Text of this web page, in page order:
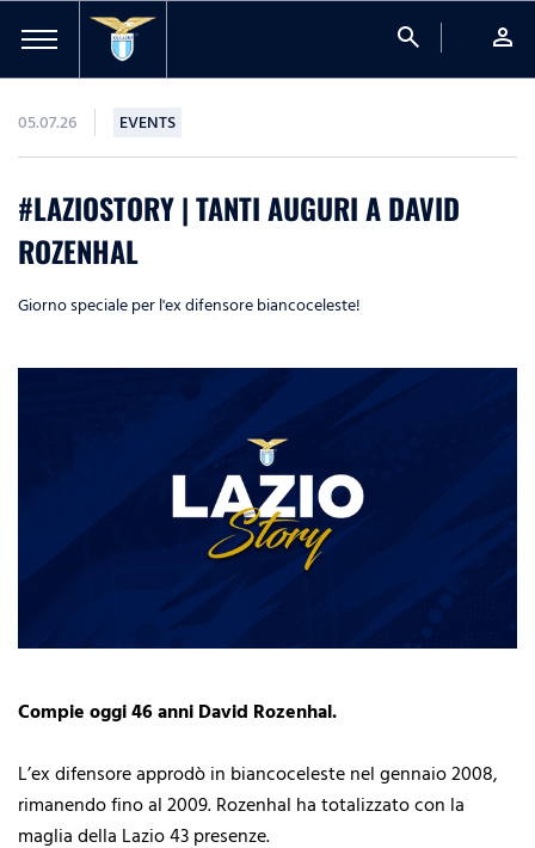
search person
05.07.26 EVENTS
#LAZIOSTORY | TANTI AUGURI A DAVID
ROZENHAL
Giorno speciale per l'ex difensore biancoceleste!
Compie oggi 46 anni David Rozenhal.
L’ex difensore approdò in biancoceleste nel gennaio 2008,
rimanendo fino al 2009. Rozenhal ha totalizzato con la
maglia della Lazio 43 presenze.